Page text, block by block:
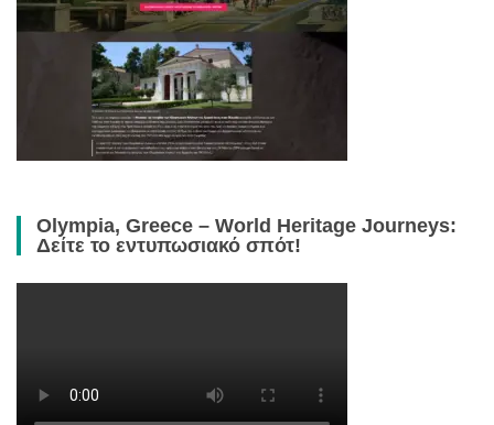
Olympia, Greece – World Heritage Journeys:
Δείτε το εντυπωσιακό σπότ!